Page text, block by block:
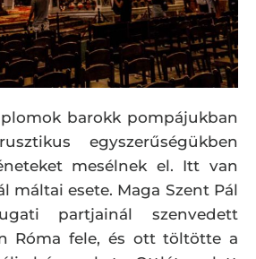
barokk pompájukban
egyszerűségükben
mesélnek el. Itt van
máltai esete. Maga Szent Pál
partjainál szenvedett
Róma fele, és ott töltötte a